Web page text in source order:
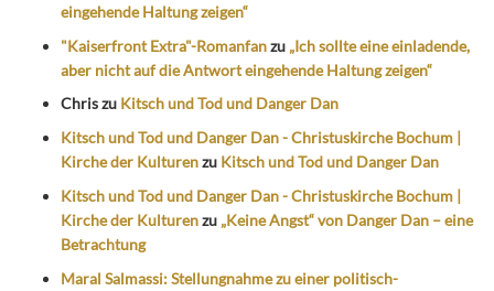
eingehende Haltung zeigen“
"Kaiserfront Extra"-Romanfanzu „Ich sollte eine einladende,
aber nicht auf die Antwort eingehende Haltung zeigen“
Chriszu Kitsch und Tod und Danger Dan
Kitsch und Tod und Danger Dan - Christuskirche Bochum |
Kirche der Kulturenzu Kitsch und Tod und Danger Dan
Kitsch und Tod und Danger Dan - Christuskirche Bochum |
Kirche der Kulturenzu „Keine Angst“ von Danger Dan – eine
Betrachtung
Maral Salmassi: Stellungnahme zu einer politisch-